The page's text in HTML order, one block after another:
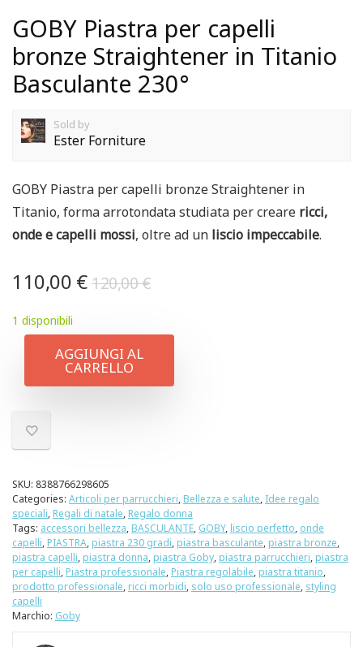
GOBY Piastra per capelli
bronze Straightener in Titanio
Basculante 230°
Sold by
Ester Forniture
GOBY Piastra per capelli bronze Straightener in
Titanio, forma arrotondata studiata per creare ricci,
onde e capelli mossi, oltre ad un liscio impeccabile.
120,00€
110,00 €
1 disponibili
AGGIUNGI AL
CARRELLO
SKU: 8388766298605
Categories: Articoli per parrucchieri, Bellezza e salute, Idee regalo
speciali, Regali di natale, Regalo donna
Tags: accessori bellezza, BASCULANTE, GOBY, liscio perfetto, onde
capelli, PIASTRA, piastra 230 gradi, piastra basculante, piastra bronze,
piastra capelli, piastra donna, piastra Goby, piastra parrucchieri, piastra
per capelli, Piastra professionale, Piastra regolabile, piastra titanio,
prodotto professionale, ricci morbidi, solo uso professionale, styling
capelli
Marchio: Goby